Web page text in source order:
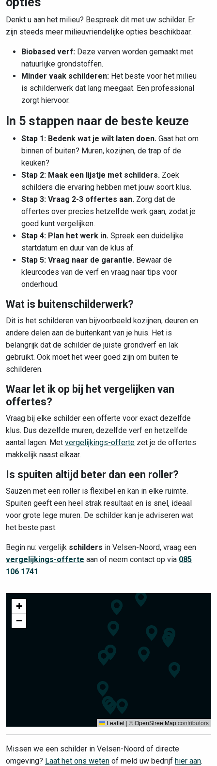
Denkt u aan het milieu? Bespreek dit met uw schilder. Er
zijn steeds meer milieuvriendelijke opties beschikbaar.
Biobased verf: Deze verven worden gemaakt met
natuurlijke grondstoffen.
Minder vaak schilderen: Het beste voor het milieu
is schilderwerk dat lang meegaat. Een professional
zorgt hiervoor.
In 5 stappen naar de beste keuze
Stap 1: Bedenk wat je wilt laten doen. Gaat het om
binnen of buiten? Muren, kozijnen, de trap of de
keuken?
Stap 2: Maak een lijstje met schilders. Zoek
schilders die ervaring hebben met jouw soort klus.
Stap 3: Vraag 2-3 offertes aan. Zorg dat de
offertes over precies hetzelfde werk gaan, zodat je
goed kunt vergelijken.
Stap 4: Plan het werk in. Spreek een duidelijke
startdatum en duur van de klus af.
Stap 5: Vraag naar de garantie. Bewaar de
kleurcodes van de verf en vraag naar tips voor
onderhoud.
Wat is buitenschilderwerk?
Dit is het schilderen van bijvoorbeeld kozijnen, deuren en
andere delen aan de buitenkant van je huis. Het is
belangrijk dat de schilder de juiste grondverf en lak
gebruikt. Ook moet het weer goed zijn om buiten te
schilderen.
Waar let ik op bij het vergelijken van
offertes?
Vraag bij elke schilder een offerte voor exact dezelfde
klus. Dus dezelfde muren, dezelfde verf en hetzelfde
aantal lagen. Met vergelijkings-offerte zet je de offertes
makkelijk naast elkaar.
Is spuiten altijd beter dan een roller?
Sauzen met een roller is flexibel en kan in elke ruimte.
Spuiten geeft een heel strak resultaat en is snel, ideaal
voor grote lege muren. De schilder kan je adviseren wat
het beste past.
Begin nu: vergelijk schilders in Velsen-Noord, vraag een
vergelijkings-offerte aan of neem contact op via 085
106 1741.
+
−
Leaflet | ©OpenStreetMapcontributors
Missen we een schilder in Velsen-Noord of directe
omgeving? Laat het ons weten of meld uw bedrijf hier aan.